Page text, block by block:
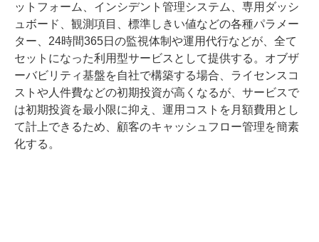
ットフォーム、インシデント管理システム、専用ダッシ
ュボード、観測項目、標準しきい値などの各種パラメー
ター、24時間365日の監視体制や運用代行などが、全て
セットになった利用型サービスとして提供する。オブザ
ーバビリティ基盤を自社で構築する場合、ライセンスコ
ストや人件費などの初期投資が高くなるが、サービスで
は初期投資を最小限に抑え、運用コストを月額費用とし
て計上できるため、顧客のキャッシュフロー管理を簡素
化する。